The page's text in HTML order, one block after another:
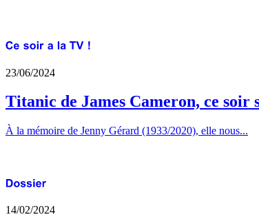
23/06/2024
Titanic de James Cameron, ce soir
À la mémoire de Jenny Gérard (1933/2020), elle nous...
14/02/2024